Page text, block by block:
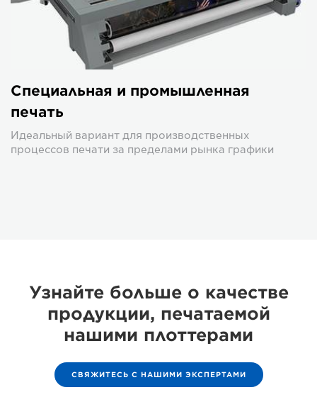
Специальная и промышленная
печать
Идеальный вариант для производственных
процессов печати за пределами рынка графики
Узнайте больше о качестве
продукции, печатаемой
нашими плоттерами
СВЯЖИТЕСЬ С НАШИМИ ЭКСПЕРТАМИ